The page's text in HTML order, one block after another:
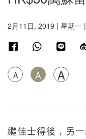
2月11日, 2019 | 星期一
A A A
繼佳士得後，另